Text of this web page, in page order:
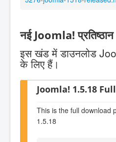
नई Joomla! प्रतिष्ठान
इस खंड में डाउनलोड
के लिए हैं।
Joomla! 1.5.18
This is the full download
1.5.18